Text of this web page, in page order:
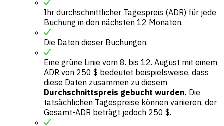
Ihr durchschnittlicher Tagespreis (ADR) für jede
Buchung in den nächsten 12 Monaten.
Die Daten dieser Buchungen.
Eine grüne Linie vom 8. bis 12. August mit einem
ADR von 250 $ bedeutet beispielsweise, dass
diese Daten zusammen zu diesem
Durchschnittspreis gebucht wurden. Die
tatsächlichen Tagespreise können variieren, der
Gesamt-ADR beträgt jedoch 250 $.